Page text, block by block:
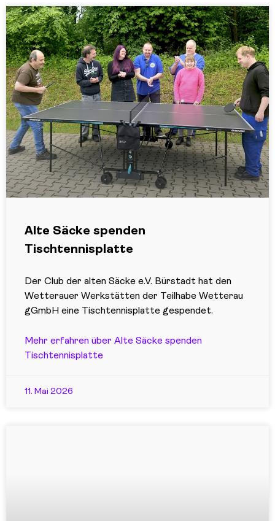
Alte Säcke spenden
Tischtennisplatte
Der Club der alten Säcke e.V. Bürstadt hat den
Wetterauer Werkstätten der Teilhabe Wetterau
gGmbH eine Tischtennisplatte gespendet.
Mehr erfahren über Alte Säcke spenden
Tischtennisplatte
11. Mai 2026